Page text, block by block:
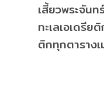
เสี้ยวพระจัน
ทะเลเอเดรีย
ติกทุกตาราง